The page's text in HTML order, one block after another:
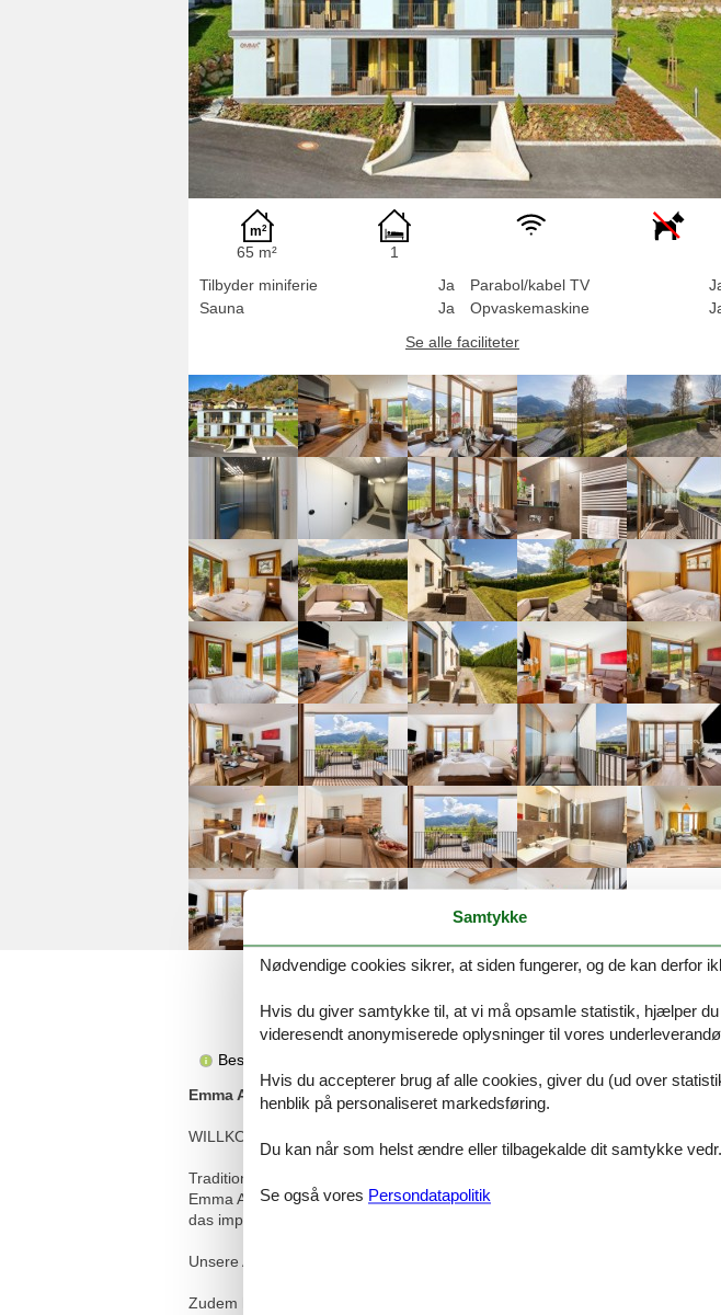
65 m²
1
Tilbyder miniferie
Ja
Sauna
Ja
Parabol/kabel TV
Opvaskemaskine
Se alle faciliteter
Beskrivelsen foreligger desværre ikke på Dansk. Se teksten på Tysk
Emma Apartments, Apartment auf 2 Etagen Top II
WILLKOMMEN BEI EMMA APARTMENTS
Tradition, alpine Lebensart und die faszinierende Salzburger Bergwelt trifft
Emma Apartments in Kaprun. Seine sonnige Lage inmitten der Skigebiete
das imposante Kitzsteinhorn machen einen Aufenthalt in unseren
Unsere Apartments sind in 5 verschiedenen Kategorien buchbar haben
Zudem haben Sie von jedem unserer Apartments in Kaprun aus einen
Samtykke
Nødvendige cookies sikrer, at siden fungerer, og de kan derfor
Hvis du giver samtykke til, at vi må opsamle statistik, hjælper
videresendt anonymiserede oplysninger til vores
Hvis du accepterer brug af alle cookies, giver du (ud over
henblik på personaliseret markedsføring.
Du kan når som helst ændre eller tilbagekalde dit samtykke
Se også vores Persondatapolitik